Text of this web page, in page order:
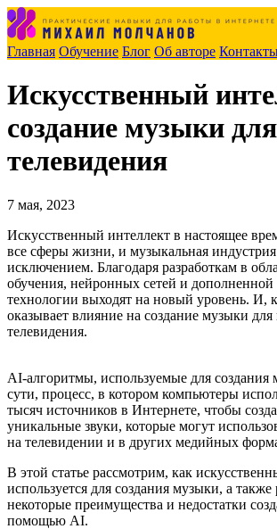
Главная Обучение Блог Об авторе
Искусственный
создание музыки
телевидения
7 мая, 2023
Искусственный интеллект в настоящее
все сферы жизни, и музыкальная индустрия
исключением. Благодаря разработкам в
обучения, нейронных сетей и дополненной
технологии выходят на новый уровень. И,
оказывает влияние на создание музыки
телевидения.
AI-алгоритмы, используемые для
сути, процесс, в котором компьютеры
тысяч источников в Интернете, чтобы
уникальные звуки, которые могут
на телевидении и в других медийных
В этой статье рассмотрим, как
используется для создания музыки, а
некоторые преимущества и недостатки
помощью AI.